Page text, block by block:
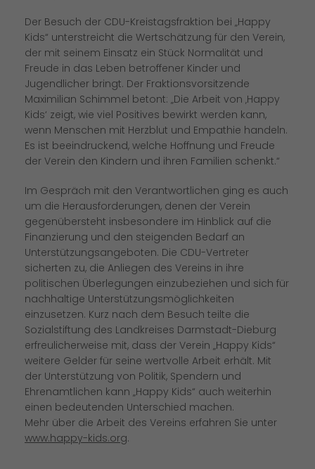
Der Besuch der CDU-Kreistagsfraktion bei „Happy
Kids“ unterstreicht die Wertschätzung für den Verein,
der mit seinem Einsatz ein Stück Normalität und
Freude in das Leben betroffener Kinder und
Jugendlicher bringt. Der Fraktionsvorsitzende
Maximilian Schimmel betont: „Die Arbeit von ‚Happy
Kids‘ zeigt, wie viel Positives bewirkt werden kann,
wenn Menschen mit Herzblut und Empathie handeln.
Es ist beeindruckend, welche Hoffnung und Freude
der Verein den Kindern und ihren Familien schenkt.“
Im Gespräch mit den Verantwortlichen ging es auch
um die Herausforderungen, denen der Verein
gegenübersteht insbesondere im Hinblick auf die
Finanzierung und den steigenden Bedarf an
Unterstützungsangeboten. Die CDU-Vertreter
sicherten zu, die Anliegen des Vereins in ihre
politischen Überlegungen einzubeziehen und sich für
nachhaltige Unterstützungsmöglichkeiten
einzusetzen. Kurz nach dem Besuch teilte die
Sozialstiftung des Landkreises Darmstadt-Dieburg
erfreulicherweise mit, dass der Verein „Happy Kids“
weitere Gelder für seine wertvolle Arbeit erhält. Mit
der Unterstützung von Politik, Spendern und
Ehrenamtlichen kann „Happy Kids“ auch weiterhin
einen bedeutenden Unterschied machen.
Mehr über die Arbeit des Vereins erfahren Sie unter
www.happy-kids.org.